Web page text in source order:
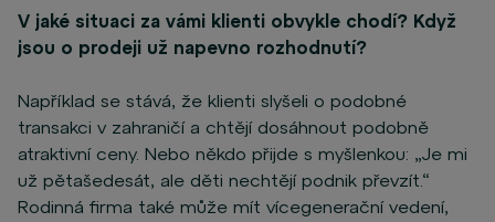
V jaké situaci za vámi klienti obvykle chodí? Když
jsou o prodeji už napevno rozhodnutí?
Například se stává, že klienti slyšeli o podobné
transakci v zahraničí a chtějí dosáhnout podobně
atraktivní ceny. Nebo někdo přijde s myšlenkou: „Je mi
už pětašedesát, ale děti nechtějí podnik převzít.“
Rodinná firma také může mít vícegenerační vedení,